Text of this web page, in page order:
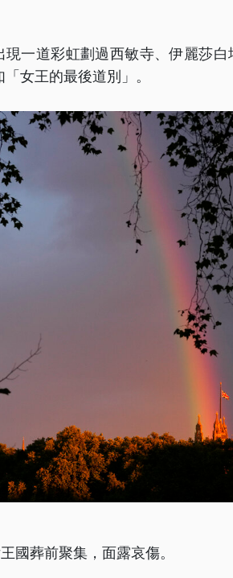
一道彩虹劃過西敏寺、伊麗莎
女王的最後道別」。
國葬前聚集，面露哀傷。